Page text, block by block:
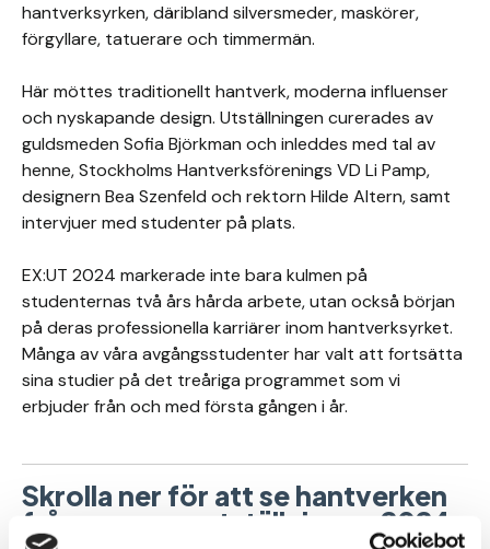
hantverksyrken, däribland silversmeder, maskörer,
förgyllare, tatuerare och timmermän.
Här möttes traditionellt hantverk, moderna influenser
och nyskapande design. Utställningen curerades av
guldsmeden Sofia Björkman och inleddes med tal av
henne, Stockholms Hantverksförenings VD Li Pamp,
designern Bea Szenfeld och rektorn Hilde Altern, samt
intervjuer med studenter på plats.
EX:UT 2024 markerade inte bara kulmen på
studenternas två års hårda arbete, utan också början
på deras professionella karriärer inom hantverksyrket.
Många av våra avgångsstudenter har valt att fortsätta
sina studier på det treåriga programmet som vi
erbjuder från och med första gången i år.
Skrolla ner för att se hantverken
från examensutställningen 2024